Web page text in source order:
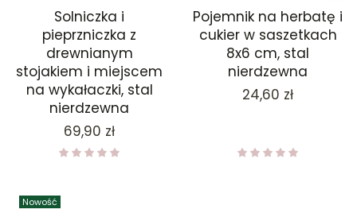
Solniczka i
pieprzniczka z
drewnianym
stojakiem i miejscem
na wykałaczki, stal
nierdzewna
Cena
69,90 zł
Pojemnik na herbatę i
cukier w saszetkach
8x6 cm, stal
nierdzewna
Cena
24,60 zł
Nowość